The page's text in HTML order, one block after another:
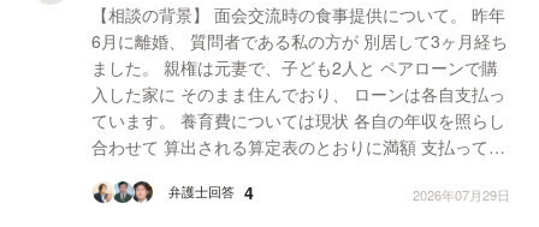
【相談の背景】 面会交流時の食事提供について。 昨年
6月に離婚、 質問者である私の方が 別居して3ヶ月経ち
ました。 親権は元妻で、子ども2人と ペアローンで購
入した家に そのまま住んでおり、 ローンは各自支払っ
ています。 養育費については現状 各自の年収を照らし
合わせて 算出される算定表のとおりに満額 支払ってお
弁護士回答 4 2026年07月29日